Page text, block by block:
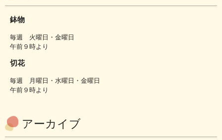
鉢物
毎週 火曜日・金曜日
午前９時より
切花
毎週 月曜日・水曜日・金曜日
午前９時より
アーカイブ